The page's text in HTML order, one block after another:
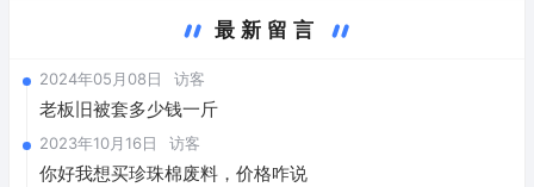
最新留言
2024年05月08日 访客
老板旧被套多少钱一斤
2023年10月16日 访客
你好我想买珍珠棉废料，价格咋说